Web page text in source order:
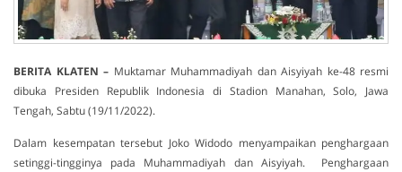
BERITA KLATEN – Muktamar Muhammadiyah dan Aisyiyah ke-48 resmi
dibuka Presiden Republik Indonesia di Stadion Manahan, Solo, Jawa
Tengah, Sabtu (19/11/2022).
Dalam kesempatan tersebut Joko Widodo menyampaikan penghargaan
setinggi-tingginya pada Muhammadiyah dan Aisyiyah. Penghargaan